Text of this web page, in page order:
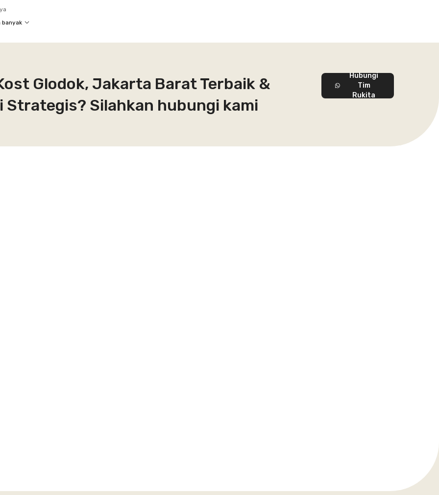
banyak
Glodok, Jakarta Barat Terbaik &
Strategis? Silahkan hubungi kami
Hubungi
Tim
Rukita